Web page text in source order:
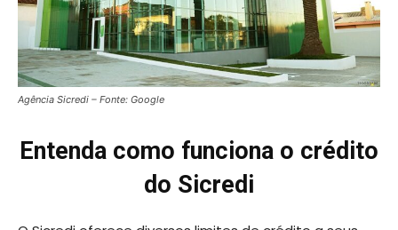
Agência Sicredi – Fonte: Google
Entenda como funciona o crédito
do Sicredi